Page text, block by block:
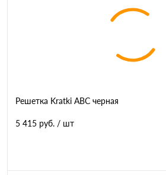
Решетка Kratki ABC черная
5 415 руб. / шт